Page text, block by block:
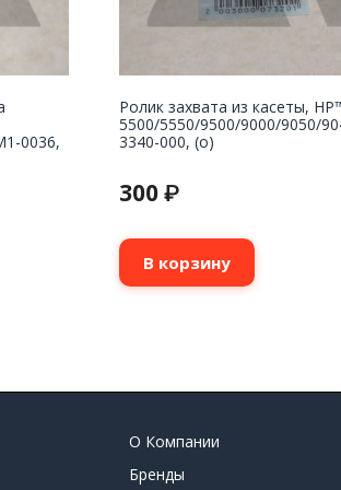
0036,
Ролик захвата из касеты,
5500/5550/9500/9000/9050/
3340-000, (o)
300 ₽
В корзину
О Компании
Бренды